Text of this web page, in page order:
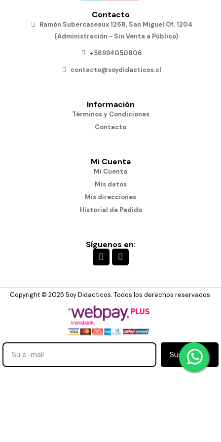
Contacto
Ramón Subercaseaux 1268, San Miguel Of. 1204
(Administración - Sin Venta a Público)
+56994050806
contacto@soydidacticos.cl
Información
Términos y Condiciones
Contacto
Mi Cuenta
Mi Cuenta
Mis datos
Mis direcciones
Historial de Pedido
Síguenos en:
Copyright © 2025 Soy Didacticos. Todos los derechos reservados.
Suscribirse